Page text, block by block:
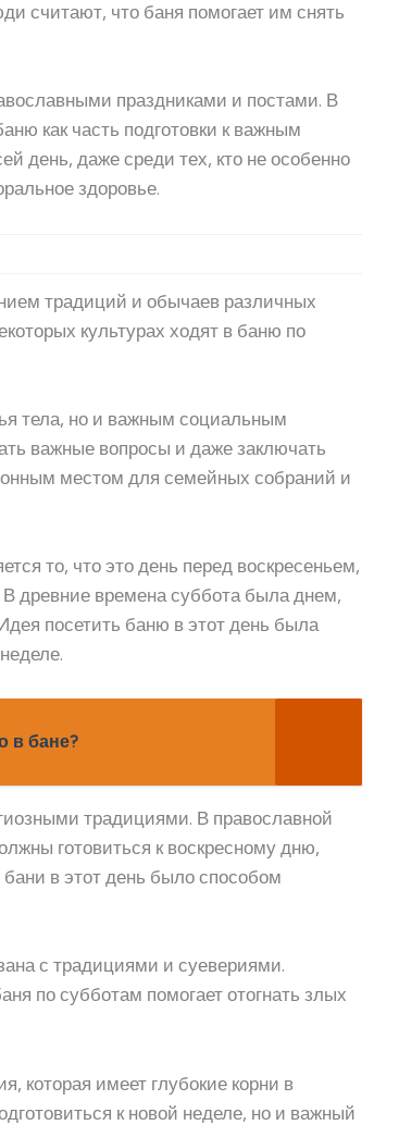
считают, что баня помогает им снять
праздниками и постами. В
как часть подготовки к важным
день, даже среди тех, кто не особенно
здоровье.
традиций и обычаев различных
культурах ходят в баню по
тела, но и важным социальным
важные вопросы и даже заключать
местом для семейных собраний и
то, что это день перед воскресеньем,
В древние времена суббота была днем,
посетить баню в этот день была
в бане?
традициями. В православной
готовиться к воскресному дню,
в этот день было способом
с традициями и суевериями.
по субботам помогает отогнать злых
которая имеет глубокие корни в
к новой неделе, но и важный